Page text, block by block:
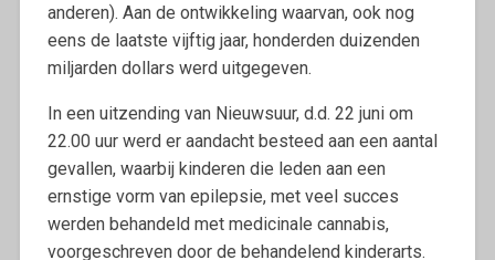
anderen). Aan de ontwikkeling waarvan, ook nog
eens de laatste vijftig jaar, honderden duizenden
miljarden dollars werd uitgegeven.
In een uitzending van Nieuwsuur, d.d. 22 juni om
22.00 uur werd er aandacht besteed aan een aantal
gevallen, waarbij kinderen die leden aan een
ernstige vorm van epilepsie, met veel succes
werden behandeld met medicinale cannabis,
voorgeschreven door de behandelend kinderarts.